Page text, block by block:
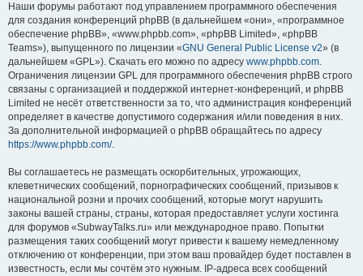
Наши форумы работают под управлением программного обеспечения
для создания конференций phpBB (в дальнейшем «они», «программное
обеспечение phpBB», «www.phpbb.com», «phpBB Limited», «phpBB
Teams»), выпущенного по лицензии «GNU General Public License v2» (в
дальнейшем «GPL»). Скачать его можно по адресу www.phpbb.com.
Ограничения лицензии GPL для программного обеспечения phpBB строго
связаны с организацией и поддержкой интернет-конференций, и phpBB
Limited не несёт ответственности за то, что администрация конференций
определяет в качестве допустимого содержания и/или поведения в них.
За дополнительной информацией о phpBB обращайтесь по адресу
https://www.phpbb.com/.
Вы соглашаетесь не размещать оскорбительных, угрожающих,
клеветнических сообщений, порнографических сообщений, призывов к
национальной розни и прочих сообщений, которые могут нарушить
законы вашей страны, страны, которая предоставляет услуги хостинга
для форумов «SubwayTalks.ru» или международное право. Попытки
размещения таких сообщений могут привести к вашему немедленному
отключению от конференции, при этом ваш провайдер будет поставлен в
известность, если мы сочтём это нужным. IP-адреса всех сообщений